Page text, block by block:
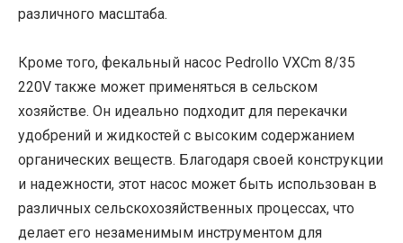
различного масштаба.
Кроме того, фекальный насос Pedrollo VXCm 8/35
220V также может применяться в сельском
хозяйстве. Он идеально подходит для перекачки
удобрений и жидкостей с высоким содержанием
органических веществ. Благодаря своей конструкции
и надежности, этот насос может быть использован в
различных сельскохозяйственных процессах, что
делает его незаменимым инструментом для